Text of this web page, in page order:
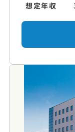
想定年収